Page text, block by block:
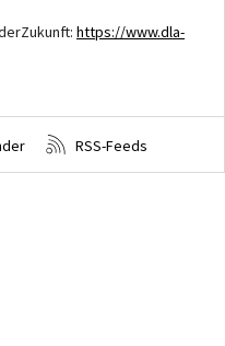
https://www.dla-
RSS-Feeds